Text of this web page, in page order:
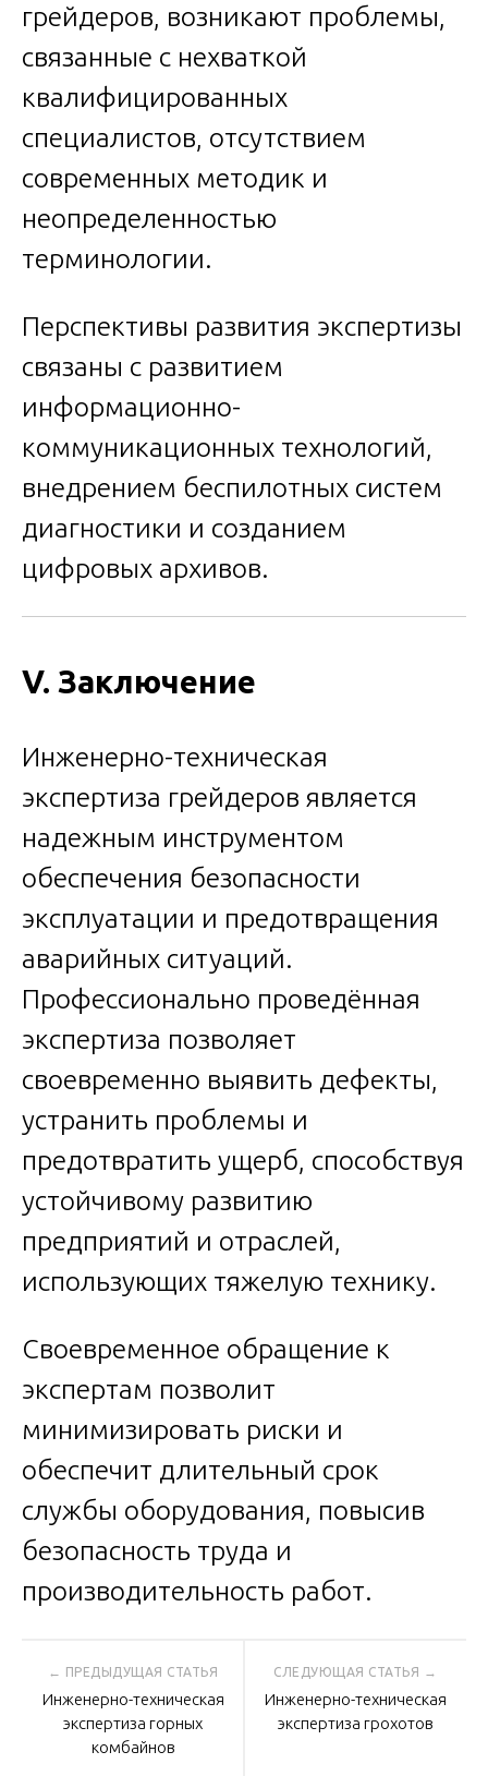
грейдеров, возникают проблемы,
связанные с нехваткой
квалифицированных
специалистов, отсутствием
современных методик и
неопределенностью
терминологии.
Перспективы развития экспертизы
связаны с развитием
информационно-
коммуникационных технологий,
внедрением беспилотных систем
диагностики и созданием
цифровых архивов.
V. Заключение
Инженерно-техническая
экспертиза грейдеров является
надежным инструментом
обеспечения безопасности
эксплуатации и предотвращения
аварийных ситуаций.
Профессионально проведённая
экспертиза позволяет
своевременно выявить дефекты,
устранить проблемы и
предотвратить ущерб, способствуя
устойчивому развитию
предприятий и отраслей,
использующих тяжелую технику.
Своевременное обращение к
экспертам позволит
минимизировать риски и
обеспечит длительный срок
службы оборудования, повысив
безопасность труда и
производительность работ.
Навигация
по
Инженерно-техническая
экспертиза горных
комбайнов
Инженерно-техническая
экспертиза грохотов